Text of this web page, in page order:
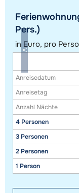
Pers.)
in Euro, pro
Anreisedatum
Anreisetag
Anzahl Nächte
4 Personen
3 Personen
2 Personen
1 Person